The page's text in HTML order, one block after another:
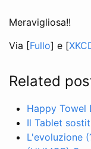
Meravigliosa!!
Via [Fullo] e [
Related
Happy Towel
Il Tablet
L'evoluzione